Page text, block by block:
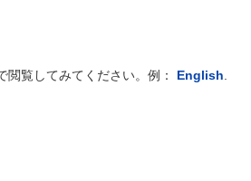
サポートするために、ユーザーフレンドリ
る消費者は、プラットフォーム内での支払
TOKENIZATION
覧してみてください。例： English